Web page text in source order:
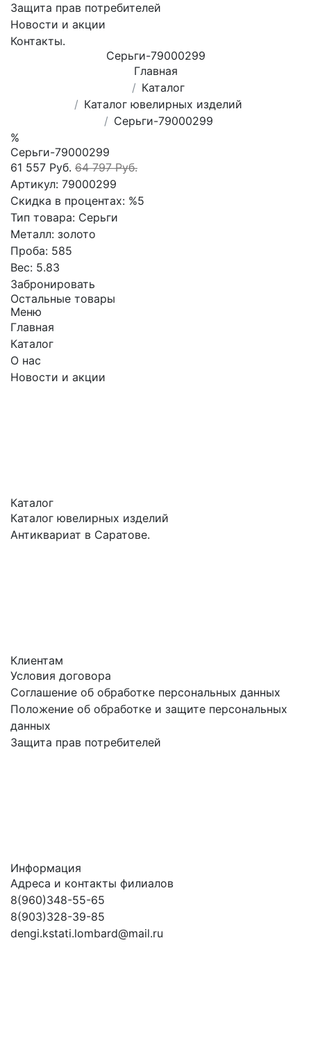
Защита прав потребителей
Новости и акции
Контакты.
Серьги-79000299
Главная
Каталог
Каталог ювелирных изделий
Серьги-79000299
%
Серьги-79000299
61 557 Руб. 64 797 Руб.
Артикул: 79000299
Скидка в процентах: %5
Тип товара: Серьги
Металл: золото
Проба: 585
Вес: 5.83
Забронировать
Остальные товары
Меню
Главная
Каталог
О нас
Новости и акции
Каталог
Каталог ювелирных изделий
Антиквариат в Саратове.
Клиентам
Условия договора
Соглашение об обработке персональных данных
Положение об обработке и защите персональных
данных
Защита прав потребителей
Информация
Адреса и контакты филиалов
8(960)348-55-65
8(903)328-39-85
dengi.kstati.lombard@mail.ru